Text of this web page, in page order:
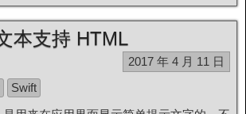
本支持 HTML
2017 年 4 月 11 日
Swift